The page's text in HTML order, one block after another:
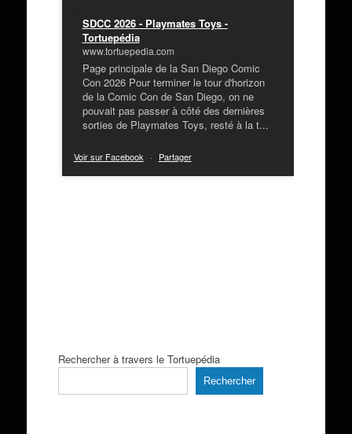
SDCC 2026 - Playmates Toys -
Tortuepédia
www.tortuepedia.com
Page principale de la San Diego Comic
Con 2026 Pour terminer le tour d'horizon
de la Comic Con de San Diego, on ne
pouvait pas passer à côté des dernières
sorties de Playmates Toys, resté à la t...
Voir sur Facebook · Partager
Rechercher à travers le Tortuepédia
Rechercher